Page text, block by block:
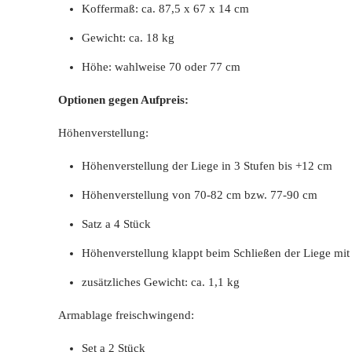
Koffermaß: ca. 87,5 x 67 x 14 cm
Gewicht: ca. 18 kg
Höhe: wahlweise 70 oder 77 cm
Optionen gegen Aufpreis:
Höhenverstellung:
Höhenverstellung der Liege in 3 Stufen bis +12 cm
Höhenverstellung von 70-82 cm bzw. 77-90 cm
Satz a 4 Stück
Höhenverstellung klappt beim Schließen der Liege mit
zusätzliches Gewicht: ca. 1,1 kg
Armablage freischwingend:
Set a 2 Stück